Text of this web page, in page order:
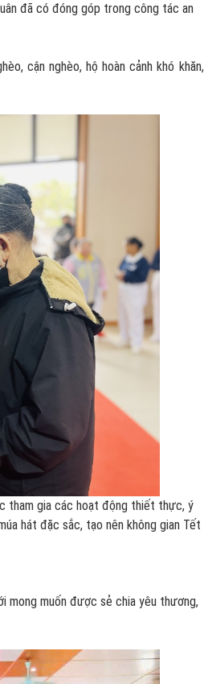
đã có đóng góp trong công tác an
cận nghèo, hộ hoàn cảnh khó khăn,
tham gia các hoạt động thiết thực, ý
hát đặc sắc, tạo nên không gian Tết
mong muốn được sẻ chia yêu thương,